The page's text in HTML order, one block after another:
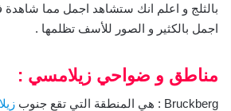
بالثلج و اعلم انك ستشاهد اجمل مما شاهدة
اجمل بالكثير و الصور للأسف تظلمها .
مناطق و ضواحي زيلامسي :
Bruckberg : هي المنطقة التي تقع جنوب